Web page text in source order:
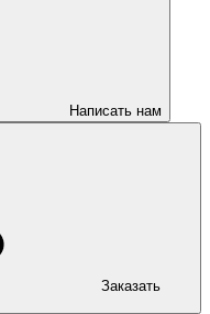
Написать нам
Заказать